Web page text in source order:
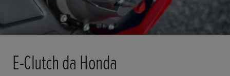
E-Clutch da Honda